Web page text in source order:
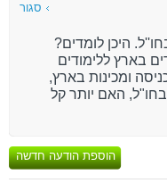
היכן לומדים?
בארץ ללימודים
ומכינות בארץ,
בחו"ל, האם יותר קל
סגור
הוספת הודעה חדשה